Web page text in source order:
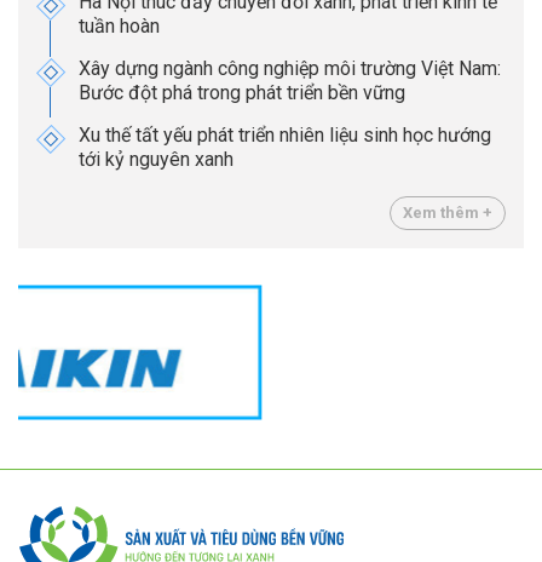
tuần hoàn
Xây dựng ngành công nghiệp môi trường Việt Nam:
Bước đột phá trong phát triển bền vững
Xu thế tất yếu phát triển nhiên liệu sinh học hướng
tới kỷ nguyên xanh
Xem thêm +